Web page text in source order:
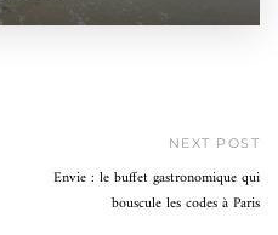
NEXT POST
Envie : le buffet gastronomique qui
bouscule les codes à Paris